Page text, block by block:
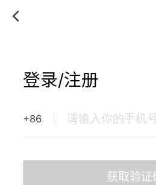
登录/注册
+86
获取验证